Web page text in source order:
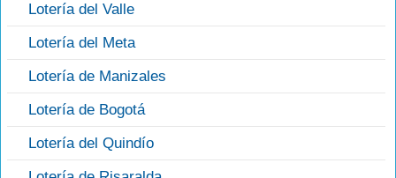
Lotería del Valle
Lotería del Meta
Lotería de Manizales
Lotería de Bogotá
Lotería del Quindío